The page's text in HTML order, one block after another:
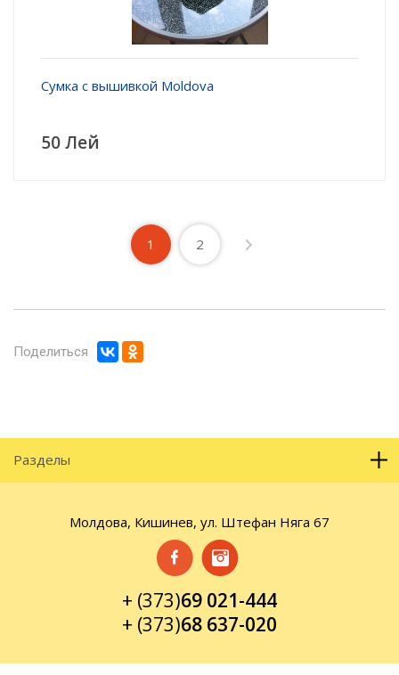
Сумка с вышивкой Moldova
50 Лей
1 2
Поделиться
Разделы
Молдова, Кишинев, ул. Штефан Няга 67
+ (373)69 021-444
+ (373)68 637-020